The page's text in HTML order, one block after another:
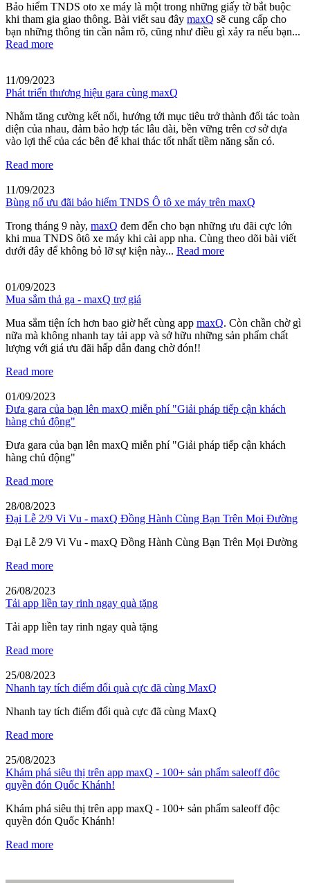
Bảo hiểm TNDS oto xe máy là một trong những giấy tờ bắt buộc
khi tham gia giao thông. Bài viết sau đây maxQ sẽ cung cấp cho
bạn những thông tin cần nắm rõ, cũng như điều gì xảy ra nếu bạn...
Read more
11/09/2023
Phát triển thương hiệu gara cùng maxQ
Nhằm tăng cường kết nối, hướng tới mục tiêu trở thành đối tác toàn
diện của nhau, đảm bảo hợp tác lâu dài, bền vững trên cơ sở dựa
vào lợi thế của các bên để khai thác tốt nhất tiềm năng sẵn có.
Read more
11/09/2023
Bùng nổ ưu đãi bảo hiểm TNDS Ô tô xe máy trên maxQ
Trong tháng 9 này, maxQ đem đến cho bạn những ưu đãi cực lớn
khi mua TNDS ôtô xe máy khi cài app nha. Cùng theo dõi bài viết
dưới đây để không bỏ lỡ sự kiện này... Read more
01/09/2023
Mua sắm thả ga - maxQ trợ giá
Mua sắm tiện ích hơn bao giờ hết cùng app maxQ. Còn chần chờ gì
nữa mà không nhanh tay tải app và sở hữu những sản phẩm chất
lượng với giá ưu đãi hấp dẫn đang chờ đón!!
Read more
01/09/2023
Đưa gara của bạn lên maxQ miễn phí "Giải pháp tiếp cận khách
hàng chủ động"
Đưa gara của bạn lên maxQ miễn phí "Giải pháp tiếp cận khách
hàng chủ động"
Read more
28/08/2023
Đại Lễ 2/9 Vi Vu - maxQ Đồng Hành Cùng Bạn Trên Mọi Đường
Đại Lễ 2/9 Vi Vu - maxQ Đồng Hành Cùng Bạn Trên Mọi Đường
Read more
26/08/2023
Tải app liền tay rinh ngay quà tặng
Tải app liền tay rinh ngay quà tặng
Read more
25/08/2023
Nhanh tay tích điểm đổi quà cực đã cùng MaxQ
Nhanh tay tích điểm đổi quà cực đã cùng MaxQ
Read more
25/08/2023
Khám phá siêu thị trên app maxQ - 100+ sản phẩm saleoff độc
quyền đón Quốc Khánh!
Khám phá siêu thị trên app maxQ - 100+ sản phẩm saleoff độc
quyền đón Quốc Khánh!
Read more